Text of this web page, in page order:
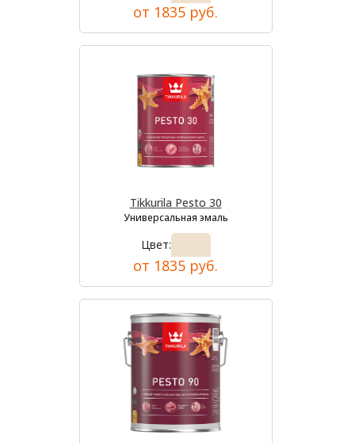
от 1835 руб.
Tikkurila Pesto 30
Универсальная эмаль
Цвет:
от 1835 руб.